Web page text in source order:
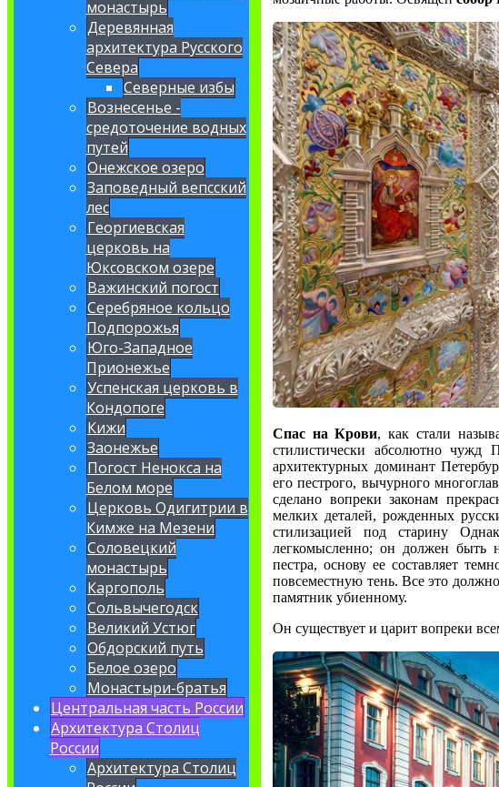
монастырь
Деревянная
архитектура Русского
Севера
Северные избы
Вознесенье -
средоточение водных
путей
Онежское озеро
Заповедный вепсский
лес
Георгиевская
церковь на
Юксовском озере
Важинский погост
Серебряное кольцо
Подпорожья
Юго-Западное
Прионежье
Успенская церковь в
Кондопоге
Кижи
Заонежье
Погост Ненокса на
Белом море
Церковь Одигитрии в
Кимже на Мезени
Соловецкий
монастырь
Каргополь
Сольвычегодск
Великий Устюг
Обдорский путь
Белое озеро
Монастыри-братья
Центральная часть России
Архитектура Столиц
России
Архитектура Столиц
Спас на Крови, как стали
стилистически абсолютно
архитектурных доминант
его пестрого, вычурного
сделано вопреки законам
мелких деталей, рожденных
стилизацией под старину
легкомысленно; он должен быть
пестра, основу ее составляет
повсеместную тень. Все это
памятник убиенному.
Он существует и царит вопреки